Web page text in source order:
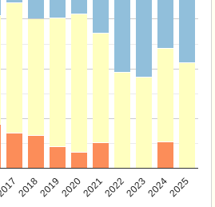
20182019202020212022202320242025